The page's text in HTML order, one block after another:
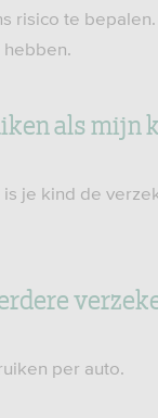
risico te
als mijn
je kind de
per auto.